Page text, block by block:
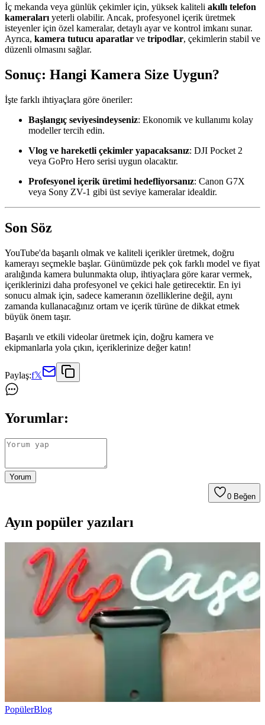
İç mekanda veya günlük çekimler için, yüksek kaliteli akıllı telefon
kameraları yeterli olabilir. Ancak, profesyonel içerik üretmek
isteyenler için özel kameralar, detaylı ayar ve kontrol imkanı sunar.
Ayrıca, kamera tutucu aparatlar ve tripodlar, çekimlerin stabil ve
düzenli olmasını sağlar.
Sonuç: Hangi Kamera Size Uygun?
İşte farklı ihtiyaçlara göre öneriler:
Başlangıç seviyesindeyseniz: Ekonomik ve kullanımı kolay
modeller tercih edin.
Vlog ve hareketli çekimler yapacaksanız: DJI Pocket 2
veya GoPro Hero serisi uygun olacaktır.
Profesyonel içerik üretimi hedefliyorsanız: Canon G7X
veya Sony ZV-1 gibi üst seviye kameralar idealdir.
Son Söz
YouTube'da başarılı olmak ve kaliteli içerikler üretmek, doğru
kamerayı seçmekle başlar. Günümüzde pek çok farklı model ve fiyat
aralığında kamera bulunmakta olup, ihtiyaçlara göre karar vermek,
içeriklerinizi daha profesyonel ve çekici hale getirecektir. En iyi
sonucu almak için, sadece kameranın özelliklerine değil, aynı
zamanda kullanacağınız ortam ve içerik türüne de dikkat etmek
büyük önem taşır.
Başarılı ve etkili videolar üretmek için, doğru kamera ve
ekipmanlarla yola çıkın, içeriklerinize değer katın!
Paylaş:f𝕏
Yorumlar:
Yorum
0 Beğen
Ayın popüler yazıları
PopülerBlog